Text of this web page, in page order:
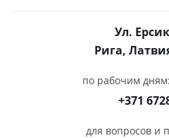
Ул.
Рига,
по рабочим
+371
для вопросов и